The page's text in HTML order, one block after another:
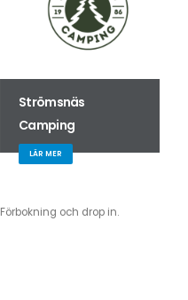
Strömsnäs
Camping
LÄR MER
Förbokning och drop in.